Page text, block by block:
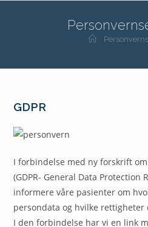
GDPR
I forbindelse med ny forskrift
(GDPR- General Data Protection
informere våre pasienter om
persondata og hvilke
I den forbindelse har vi en link